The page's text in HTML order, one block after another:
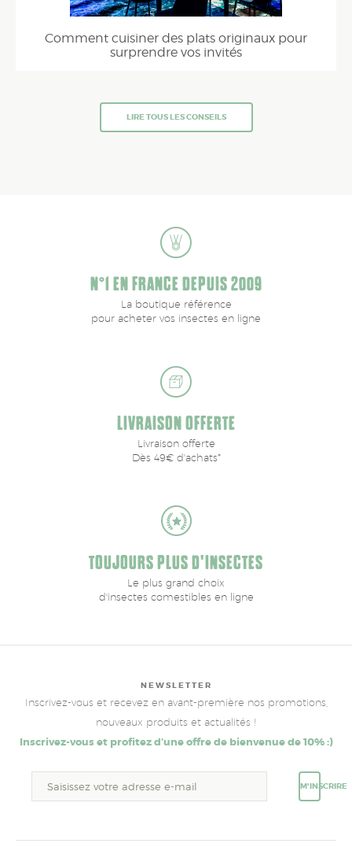
Comment cuisiner des plats originaux pour
surprendre vos invités
LIRE TOUS LES CONSEILS
N°1 EN FRANCE DEPUIS 2009
La boutique référence
pour acheter vos insectes en ligne
LIVRAISON OFFERTE
Livraison offerte
Dès 49€ d'achats*
TOUJOURS PLUS D'INSECTES
Le plus grand choix
d'insectes comestibles en ligne
NEWSLETTER
Inscrivez-vous et recevez en avant-première nos promotions,
nouveaux produits et actualités !
Inscrivez-vous et profitez d’une offre de bienvenue de 10% :)
M'INSCRIRE